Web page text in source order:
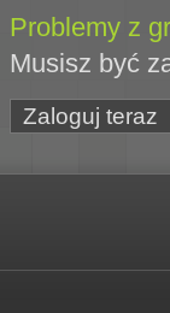
Problemy z
Musisz być
Zaloguj teraz